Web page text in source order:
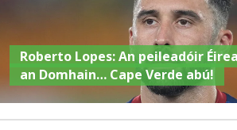
Roberto Lopes: An peileadóir
an Domhain… Cape Verde abú!